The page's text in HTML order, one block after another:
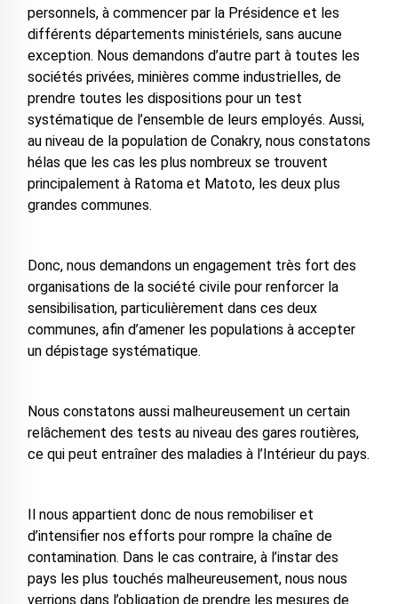
personnels, à commencer par la Présidence et les
différents départements ministériels, sans aucune
exception. Nous demandons d’autre part à toutes les
sociétés privées, minières comme industrielles, de
prendre toutes les dispositions pour un test
systématique de l’ensemble de leurs employés. Aussi,
au niveau de la population de Conakry, nous constatons
hélas que les cas les plus nombreux se trouvent
principalement à Ratoma et Matoto, les deux plus
grandes communes.
Donc, nous demandons un engagement très fort des
organisations de la société civile pour renforcer la
sensibilisation, particulièrement dans ces deux
communes, afin d’amener les populations à accepter
un dépistage systématique.
Nous constatons aussi malheureusement un certain
relâchement des tests au niveau des gares routières,
ce qui peut entraîner des maladies à l’Intérieur du pays.
Il nous appartient donc de nous remobiliser et
d’intensifier nos efforts pour rompre la chaîne de
contamination. Dans le cas contraire, à l’instar des
pays les plus touchés malheureusement, nous nous
verrions dans l’obligation de prendre les mesures de